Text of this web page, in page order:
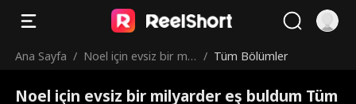
Ana Sayfa / Noel için evsiz bir mil
/ Tüm Bölümler
Noel için evsiz bir milyarder eş buldum Tüm